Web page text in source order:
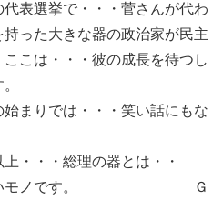
表選挙で・・・菅さんが代わ
った大きな器の政治家が民主
こは・・・彼の成長を待つし
まりでは・・・笑い話にもな
・・・総理の器とは・・
欲しいモノです。 Ｇ